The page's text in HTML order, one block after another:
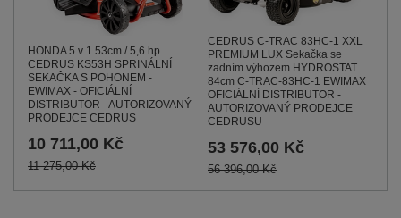
HONDA 5 v 1 53cm / 5,6 hp
CEDRUS KS53H SPRINÁLNÍ
SEKAČKA S POHONEM -
EWIMAX - OFICIÁLNÍ
DISTRIBUTOR - AUTORIZOVANÝ
PRODEJCE CEDRUS
10 711,00 Kč
11 275,00 Kč
CEDRUS C-TRAC 83HC-1 XXL
PREMIUM LUX Sekačka se
zadním výhozem HYDROSTAT
84cm C-TRAC-83HC-1 EWIMAX
OFICIÁLNÍ DISTRIBUTOR -
AUTORIZOVANÝ PRODEJCE
CEDRUSU
53 576,00 Kč
56 396,00 Kč